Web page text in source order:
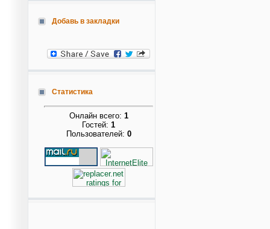
Добавь в закладки
Статистика
Онлайн всего: 1
Гостей: 1
Пользователей: 0